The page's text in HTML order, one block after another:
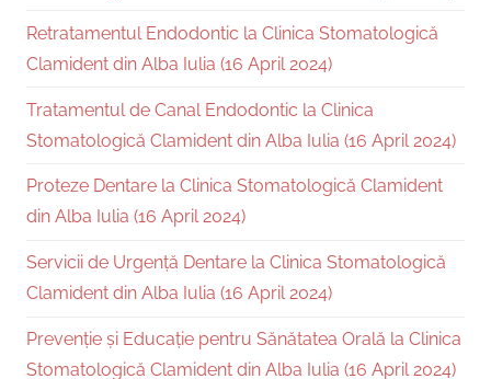
Retratamentul Endodontic la Clinica Stomatologică
Clamident din Alba Iulia (16 April 2024)
Tratamentul de Canal Endodontic la Clinica
Stomatologică Clamident din Alba Iulia (16 April 2024)
Proteze Dentare la Clinica Stomatologică Clamident
din Alba Iulia (16 April 2024)
Servicii de Urgență Dentare la Clinica Stomatologică
Clamident din Alba Iulia (16 April 2024)
Prevenție și Educație pentru Sănătatea Orală la Clinica
Stomatologică Clamident din Alba Iulia (16 April 2024)